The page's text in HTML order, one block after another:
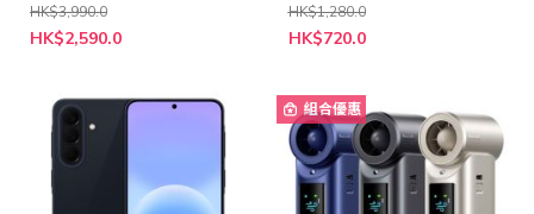
HK$3,990.0
特
殊
HK$2,590.0
HK$1,280.0
特
殊
HK$720.0
組合優惠